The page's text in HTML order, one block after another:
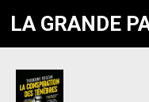
LA GRANDE